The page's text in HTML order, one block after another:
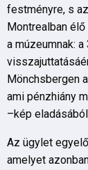
festményre, s
Montrealban
a múzeumnak:
Mönchsbergen
ami pénzhiány
–kép
Az ügylet
amelyet